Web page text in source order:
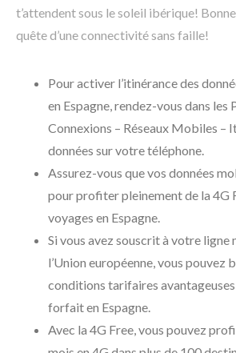
t’attendent sous le soleil ibérique!
quête d’une connectivité sans faille!
Pour activer l’itinérance des
en Espagne, rendez-vous dans les
Connexions – Réseaux Mobiles –
données sur votre téléphone.
Assurez-vous que vos données
pour profiter pleinement de la 4G
voyages en Espagne.
Si vous avez souscrit à votre ligne
l’Union européenne, vous pouvez
conditions tarifaires
forfait en Espagne.
Avec la 4G Free, vous pouvez